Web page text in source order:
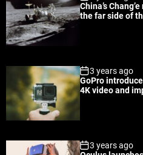
l
a
r
n
China’s
the far side of
3 years ago
GoPro
4K video and
3 years ago